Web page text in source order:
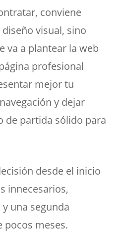
conviene
visual, sino
va a plantear la web
profesional
mejor tu
y dejar
de partida sólido para
desde el inicio
innecesarios,
una segunda
pocos meses.